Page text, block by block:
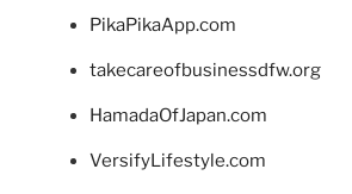
PikaPikaApp.com
takecareofbusinessdfw.org
HamadaOfJapan.com
VersifyLifestyle.com